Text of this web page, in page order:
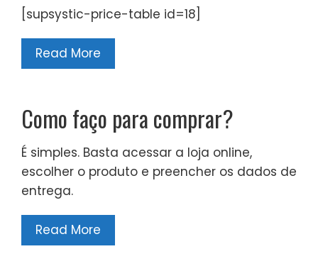
[supsystic-price-table id=18]
Read More
Como faço para comprar?
É simples. Basta acessar a loja online,
escolher o produto e preencher os dados de
entrega.
Read More